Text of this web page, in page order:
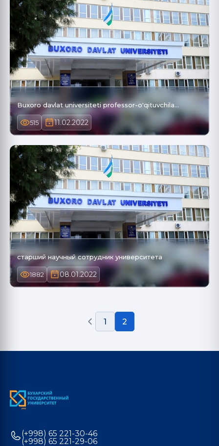
Buxoro davlat universiteti professor-o'qituvchila…
515 11.02.2022
старший научный сотрудник университета
1882 08.01.2022
1 2
(+998) 65 221-30-46
(+998) 65 221-29-06